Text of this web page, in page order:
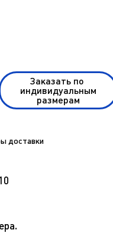
Заказать по
индивидуальным
размерам
доставки